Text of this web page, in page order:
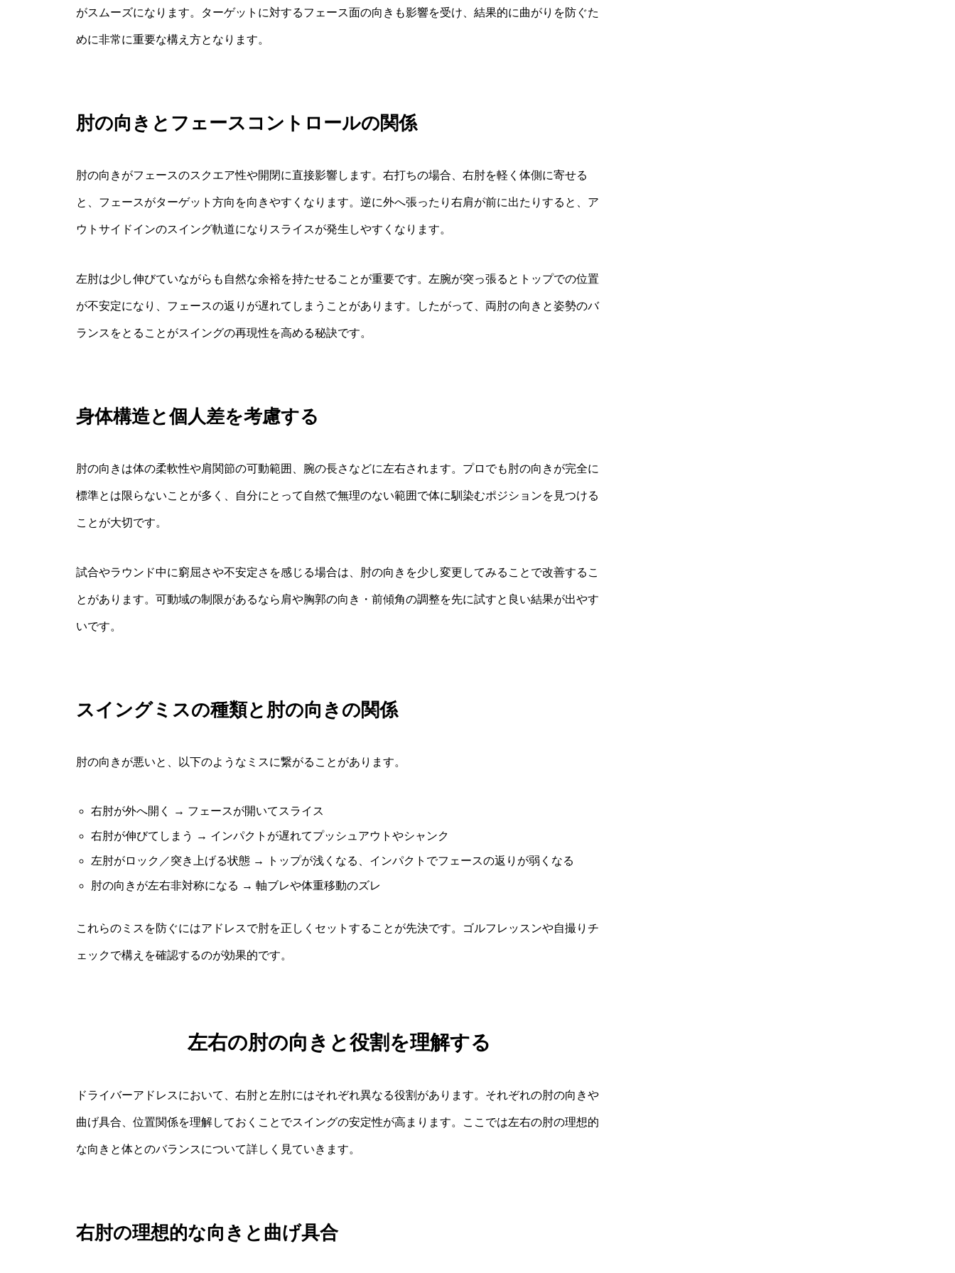
がスムーズになります。ターゲットに対するフェース面の向きも影響を受け、結果的に曲がりを防ぐた
めに非常に重要な構え方となります。
肘の向きとフェースコントロールの関係
肘の向きがフェースのスクエア性や開閉に直接影響します。右打ちの場合、右肘を軽く体側に寄せる
と、フェースがターゲット方向を向きやすくなります。逆に外へ張ったり右肩が前に出たりすると、ア
ウトサイドインのスイング軌道になりスライスが発生しやすくなります。
左肘は少し伸びていながらも自然な余裕を持たせることが重要です。左腕が突っ張るとトップでの位置
が不安定になり、フェースの返りが遅れてしまうことがあります。したがって、両肘の向きと姿勢のバ
ランスをとることがスイングの再現性を高める秘訣です。
身体構造と個人差を考慮する
肘の向きは体の柔軟性や肩関節の可動範囲、腕の長さなどに左右されます。プロでも肘の向きが完全に
標準とは限らないことが多く、自分にとって自然で無理のない範囲で体に馴染むポジションを見つける
ことが大切です。
試合やラウンド中に窮屈さや不安定さを感じる場合は、肘の向きを少し変更してみることで改善するこ
とがあります。可動域の制限があるなら肩や胸郭の向き・前傾角の調整を先に試すと良い結果が出やす
いです。
スイングミスの種類と肘の向きの関係
肘の向きが悪いと、以下のようなミスに繋がることがあります。
右肘が外へ開く → フェースが開いてスライス
右肘が伸びてしまう → インパクトが遅れてプッシュアウトやシャンク
左肘がロック／突き上げる状態 → トップが浅くなる、インパクトでフェースの返りが弱くなる
肘の向きが左右非対称になる → 軸ブレや体重移動のズレ
これらのミスを防ぐにはアドレスで肘を正しくセットすることが先決です。ゴルフレッスンや自撮りチ
ェックで構えを確認するのが効果的です。
左右の肘の向きと役割を理解する
ドライバーアドレスにおいて、右肘と左肘にはそれぞれ異なる役割があります。それぞれの肘の向きや
曲げ具合、位置関係を理解しておくことでスイングの安定性が高まります。ここでは左右の肘の理想的
な向きと体とのバランスについて詳しく見ていきます。
右肘の理想的な向きと曲げ具合